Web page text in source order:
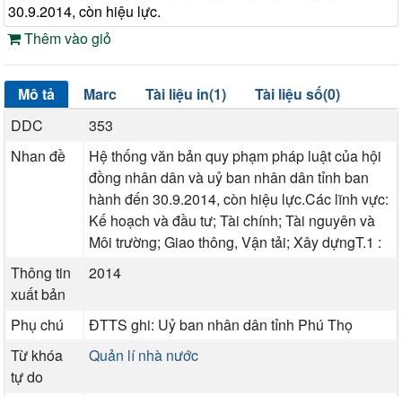
30.9.2014, còn hiệu lực.
Thêm vào giỏ
Mô tả Marc Tài liệu in(1)
Tài liệu số(0)
DDC
353
Nhan đề
Hệ thống văn bản quy phạm pháp luật của hội
đồng nhân dân và uỷ ban nhân dân tỉnh ban
hành đến 30.9.2014, còn hiệu lực.Các lĩnh vực:
Kế hoạch và đầu tư; Tài chính; Tài nguyên và
Môi trường; Giao thông, Vận tải; Xây dựngT.1 :
Thông tin
xuất bản
2014
Phụ chú
ĐTTS ghi: Uỷ ban nhân dân tỉnh Phú Thọ
Từ khóa
tự do
Quản lí nhà nước